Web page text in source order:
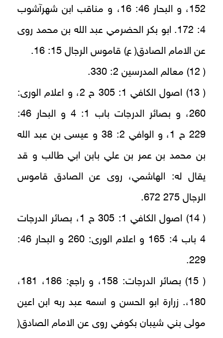
152، و البحار 46: 16، و مناقب ابن شهرآشوب
4: 172. ابو بكر الحضرمي عبد الله بن محمد روى
عن الامام الصادق( ع) قاموس الرجال 15: 16.
( 12) معالم المدرسين 2: 330.
( 13) اصول الكافي 1: 305 ح 2، و اعلام الورى:
260، و بصائر الدرجات باب 1: 4 و البحار 46:
229 ح 1، و الوافي 2: 38 و عيسى بن عبد الله
بن محمد بن عمر بن علي بابن ابي طالب و قد
يقال له: الهاشمي، روى عن الصادق قاموس
الرجال 275 672.
( 14) اصول الكافي 1: 305 ح 1، بصائر الدرجات
4 باب 4: 165 و اعلام الورى: 260 و البحار 46:
229.
( 15) بصائر الدرجات: 158، و راجع: 186، 181،
180،. زرارة ابو الحسن و اسمه عبد ربه ابن اعين
مولى بني شيبان بكوفي روى عن الامام الصادق(